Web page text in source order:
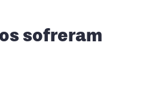
sofreram